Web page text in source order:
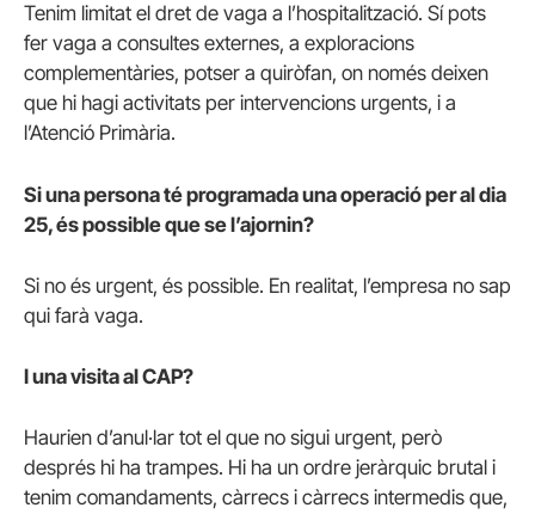
Tenim limitat el dret de vaga a l’hospitalització. Sí pots
fer vaga a consultes externes, a exploracions
complementàries, potser a quiròfan, on només deixen
que hi hagi activitats per intervencions urgents, i a
l’Atenció Primària.
Si una persona té programada una operació per al dia
25, és possible que se l’ajornin?
Si no és urgent, és possible. En realitat, l’empresa no sap
qui farà vaga.
I una visita al CAP?
Haurien d’anul·lar tot el que no sigui urgent, però
després hi ha trampes. Hi ha un ordre jeràrquic brutal i
tenim comandaments, càrrecs i càrrecs intermedis que,